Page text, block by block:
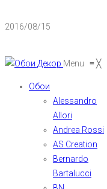
2016/08/15
Menu ≡╳
Обои
Alessandro
Allori
Andrea Rossi
AS Creation
Bernardo
Bartalucci